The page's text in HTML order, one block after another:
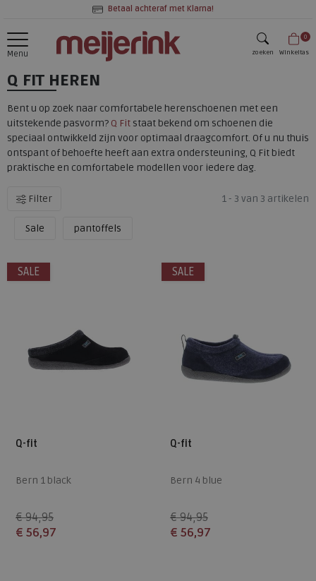
Betaal achteraf met Klarna!
Menu zoeken
0
Winkeltas
Q FIT HEREN
Bent u op zoek naar comfortabele herenschoenen met een
uitstekende pasvorm? Q Fit staat bekend om schoenen die
speciaal ontwikkeld zijn voor optimaal draagcomfort. Of u nu thuis
ontspant of behoefte heeft aan extra ondersteuning, Q Fit biedt
praktische en comfortabele modellen voor iedere dag.
Filter 1 - 3 van 3 artikelen
Sale pantoffels
SALE
Q-fit
Bern 1 black
€ 94,95
€ 56,97
SALE
Q-fit
Bern 4 blue
€ 94,95
€ 56,97